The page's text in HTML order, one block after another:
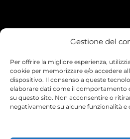
Gestione del
Per offrire la migliore esperienza,
cookie per memorizzare e/o accedere
dispositivo. Il consenso a queste
elaborare dati come il comportamento
su questo sito. Non acconsentire o
negativamente su alcune funzionalità e
I Miei Ordini
Le mie informazioni